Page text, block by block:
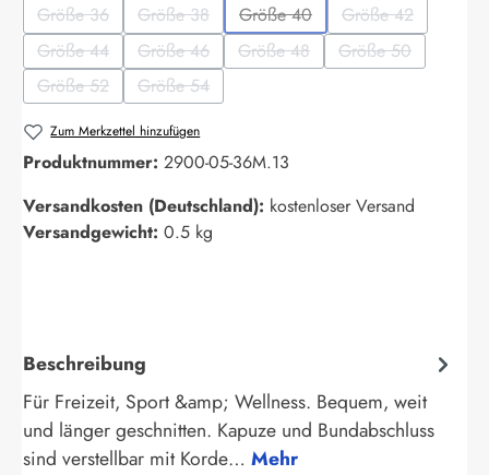
Größe 36
(Diese Option ist zurzeit nicht verfügbar.)
Größe 38
(Diese Option ist zurzeit nicht verfügbar.)
Größe 40
(Diese Option ist zurzeit nicht
Größe 42
(Diese Option
Größe 44
(Diese Option ist zurzeit nicht verfügbar.)
Größe 46
(Diese Option ist zurzeit nicht verfügbar.)
Größe 48
(Diese Option ist zurzeit nicht
Größe 50
(Diese Option ist
Größe 52
(Diese Option ist zurzeit nicht verfügbar.)
Größe 54
(Diese Option ist zurzeit nicht verfügbar.)
Zum Merkzettel hinzufügen
Produktnummer: 2900-05-36M.13
Versandkosten (Deutschland): kostenloser Versand
Versandgewicht: 0.5 kg
Beschreibung
Für Freizeit, Sport &amp; Wellness. Bequem, weit
und länger geschnitten. Kapuze und Bundabschluss
sind verstellbar mit Korde… Mehr